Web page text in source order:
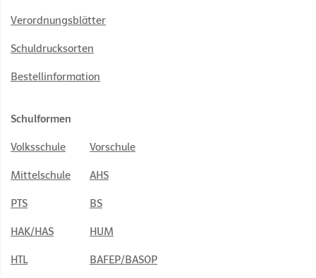
Verordnungsblätter
Schuldrucksorten
Bestellinformation
Schulformen
Volksschule Vorschule
Mittelschule AHS
PTS BS
HAK/HAS HUM
HTL BAFEP/BASOP